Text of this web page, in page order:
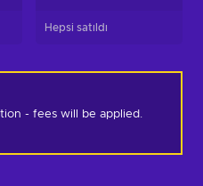
Hepsi satıldı
- fees will be applied.